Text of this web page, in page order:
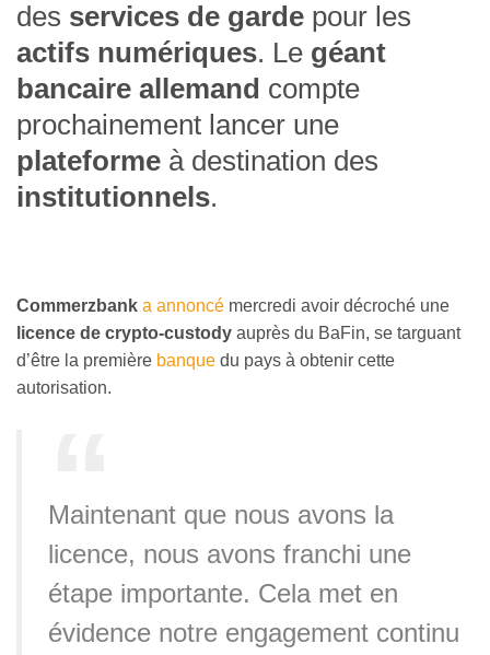
des services de garde pour les
actifs numériques. Le géant
bancaire allemand compte
prochainement lancer une
plateforme à destination des
institutionnels.
Commerzbank a annoncé mercredi avoir décroché une
licence de crypto-custody auprès du BaFin, se targuant
d’être la première banque du pays à obtenir cette
autorisation.
Maintenant que nous avons la
licence, nous avons franchi une
étape importante. Cela met en
évidence notre engagement continu